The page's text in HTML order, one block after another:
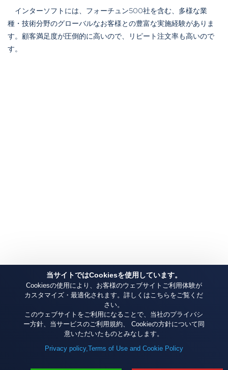
インターソフトには、フォーチュン500社を含む、多様な業
種・技術分野のグローバルなお客様との豊富な実施経験がありま
す。顧客満足度が圧倒的に高いので、リピート注文率も高いので
す。
当サイトではCookiesを使用しています。
Cookiesの使用により、お客様のウェブサイトご利用体験が
カスタマイズ・最適化されます。詳しくはこちらをご覧くだ
さい。
このウェブサイトをご利用になることで、当社のプライバシ
ー方針、当サービスのご利用規約、 Cookieの方針について同
意いただいたものとみなします。
Privacy policy,Terms of Use and Cookie Policy